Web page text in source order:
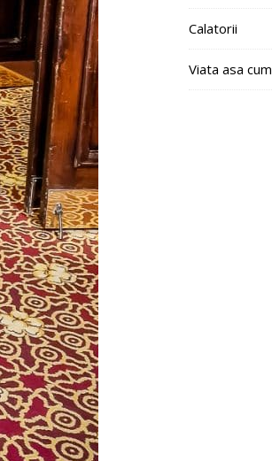
Calatorii
Viata asa